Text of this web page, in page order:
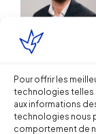
Pour offrir les
technologies telles
aux informations
technologies nous
comportement de
Droit de la
Les
champs